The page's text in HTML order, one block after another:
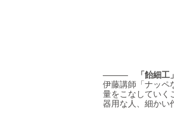
――― 「飴細工」
伊藤講師「ナッペ
量をこなしていく
器用な人、細かい